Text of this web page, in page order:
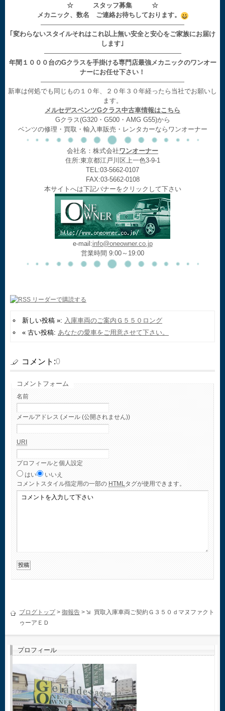
☆ スタッフ募集 ☆
メカニック、数名 ご連絡お待ちしております。
——————————————————————
｢変わらないスタイルそれはこれ以上無い安全と安心をご家族にお届け
します｣
—————————————————————
年間１０００台のGクラスを手掛ける専門店最強メカニックのワンオー
ナーにお任せ下さい！
——————————————————————
新車は何処でも同じもの１０年、２０年３０年経ったら当社でお願いし
ます。
メルセデスベンツGクラス中古車情報はこちら
Gクラス(G320・G500・AMG G55)から
ベンツの修理・買取・輸入車販売・レンタカーならワンオーナー
会社名：株式会社ワンオーナー
住所:東京都江戸川区上一色3-9-1
TEL:03-5662-0107
FAX:03-5662-0108
本サイトへは下記バナーをクリックして下さい
e-mail:info@oneowner.co.jp
営業時間 9:00～19:00
新しい投稿 »: 入庫車両のご案内Ｇ５５０ロング
« 古い投稿: あなたの愛車をご用意させて下さい。
コメント:0
コメントフォーム
名前
メールアドレス (メール (公開されません))
URI
プロフィールと個人設定
はい
いいえ
コメント スタイル指定用の一部の HTML タグが使用できます。
ブログトップ> 御報告 >
買取入庫車両ご契約Ｇ３５０ｄマヌファクト
ゥーアＥＤ
プロフィール